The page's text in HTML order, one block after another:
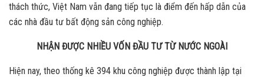
thách thức, Việt Nam vẫn đang tiếp tục là điểm đến hấp dẫn của
các nhà đầu tư bất động sản công nghiệp.
NHẬN ĐƯỢC NHIỀU VỐN ĐẦU TƯ TỪ NƯỚC NGOÀI
Hiện nay, theo thống kê 394 khu công nghiệp được thành lập tại